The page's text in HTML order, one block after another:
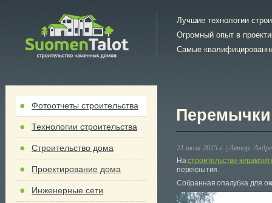
Лучшие технологии
Огромный опыт в
Самые
Фотоотчеты строительства
Технологии строительства
Строительство дома
Проектирование дома
Инженерные сети
21 июля 2015 г. | Автор:
Настроительстве
перекрытия.
Собранная опалубка для